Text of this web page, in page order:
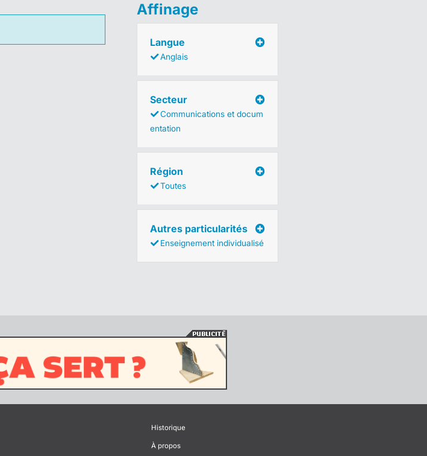
Affinage
Langue
Anglais
Secteur
Communications et docum
entation
Région
Toutes
Autres particularités
Enseignement individualisé
Historique
À propos